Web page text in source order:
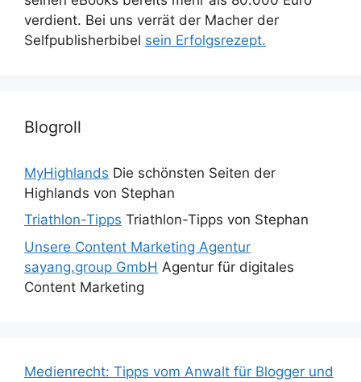
verdient. Bei uns verrät der Macher der
Selfpublisherbibel sein Erfolgsrezept.
Blogroll
MyHighlands Die schönsten Seiten der
Highlands von Stephan
Triathlon-Tipps Triathlon-Tipps von Stephan
Unsere Content Marketing Agentur
sayang.group GmbH Agentur für digitales
Content Marketing
Medienrecht: Tipps vom Anwalt für Blogger und